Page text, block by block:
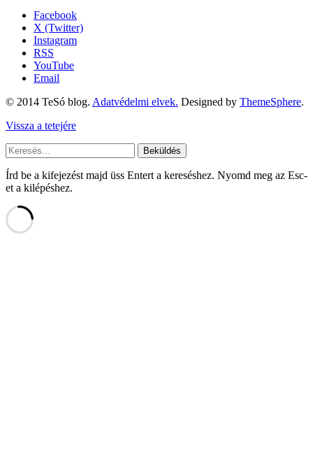
Facebook
X (Twitter)
Instagram
RSS
YouTube
Email
© 2014 TeSó blog. Adatvédelmi elvek. Designed by ThemeSphere.
Vissza a tetejére
Beküldés
Írd be a kifejezést majd üss Entert a kereséshez. Nyomd meg az Esc-
et a kilépéshez.